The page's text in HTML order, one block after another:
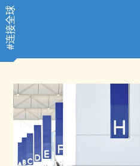
#连接全球